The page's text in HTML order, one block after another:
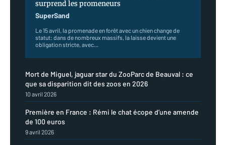
surprend les promeneurs
SuperSand
Le 15 avril, la promenade en forêt avec un chien change de
statut: dans de nombreux massifs, la laisse devient une
obligation stricte, avec...
Mort de Miguel, jaguar star du ZooParc de Beauval : ce
que sa disparition dit des zoos en 2026
10 avril 2026
Première en France : Rémi le chat écope d’une amende
de 100 euros
9 avril 2026